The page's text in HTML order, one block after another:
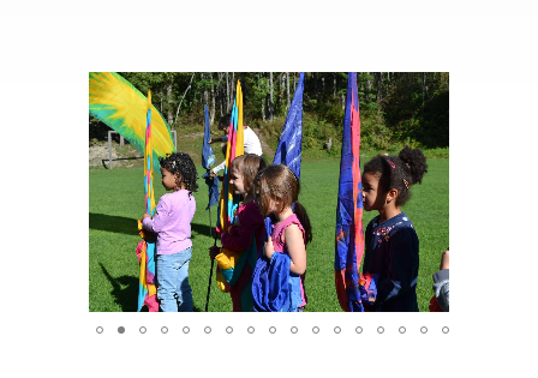
Nos classes»
Nos points forts
Spectacles et camps
Travaux de nos élèves
Stage»
Écolage